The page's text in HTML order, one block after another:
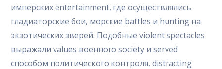
имперских entertainment, где осуществлялись
гладиаторские бои, морские battles и hunting на
экзотических зверей. Подобные violent spectacles
выражали values военного society и served
способом политического контроля, distracting